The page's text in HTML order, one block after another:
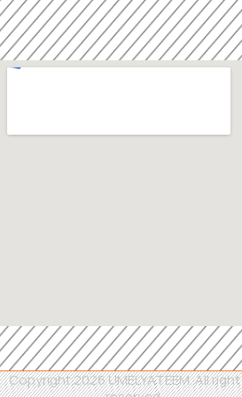
© Copyright 2026 UMELYATEEM. All right